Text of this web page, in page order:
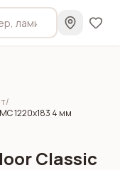
/
1220x183 4 мм
Classic